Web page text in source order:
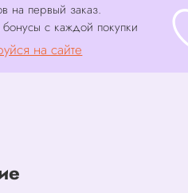
на первый заказ.
с каждой покупки
на сайте